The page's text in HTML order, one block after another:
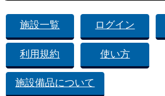
施設一覧 ログイン
利用規約 使い方
施設備品について